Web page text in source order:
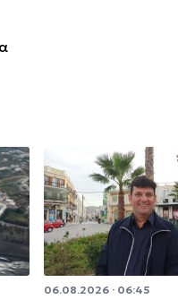
06.08.2026 · 06:45